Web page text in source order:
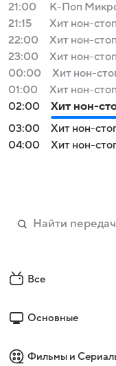
21:00
К-Поп
21:15
Хит нон-стоп
22:00
Хит нон-стоп
23:00
Хит нон-стоп
00:00
Хит нон-
01:00
Хит нон-стоп
02:00
Хит нон-
03:00
Хит нон-
04:00
Хит нон-
Все
Основные
Фильмы и